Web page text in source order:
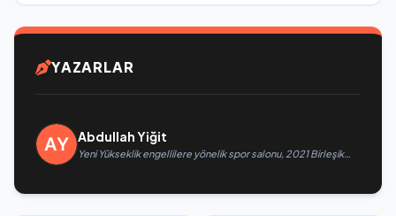
YAZARLAR
Abdullah Yiğit
Yeni Yükseklik engellilere yönelik spor salonu, 2021 Birleşik